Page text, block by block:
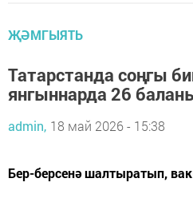
ҖӘМГЫЯТЬ
Татарстанда соңгы
янгыннарда 26
admin, 18 май 2026 - 15:38
Бер-берсенә шалтыратып,